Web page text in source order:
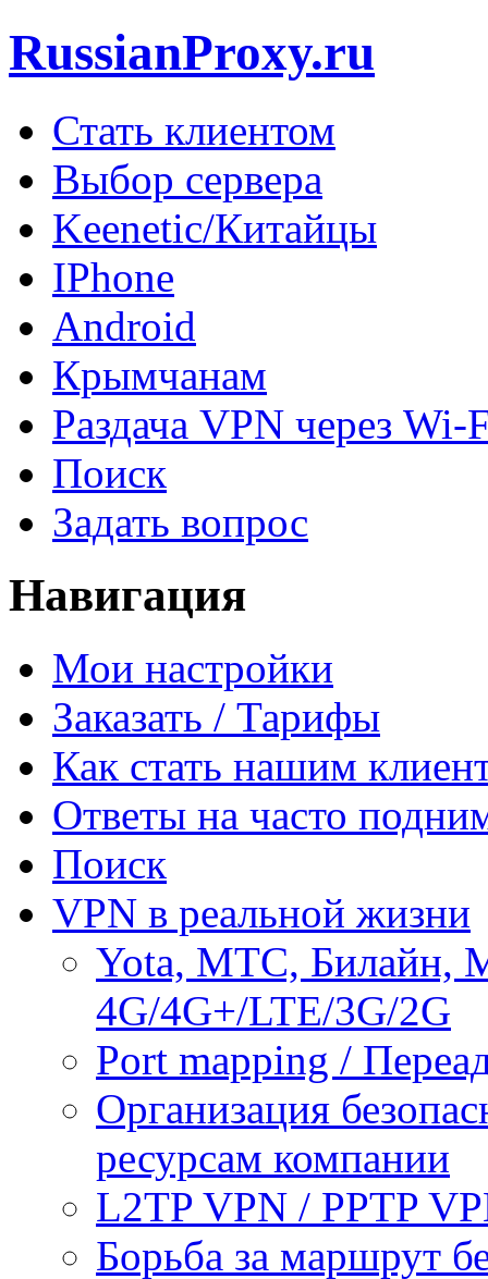
RussianProxy.ru
Стать клиентом
Выбор сервера
Keenetic/Китайцы
IPhone
Android
Крымчанам
Раздача VPN через Wi-
Поиск
Задать вопрос
Навигация
Мои настройки
Заказать / Тарифы
Как стать нашим
Ответы на часто
Поиск
VPN в реальной жизни
Yota, МТС, Билайн,
4G/4G+/LTE/3G/2G
Port mapping /
Организация
ресурсам компании
L2TP VPN / PPTP
Борьба за маршрут